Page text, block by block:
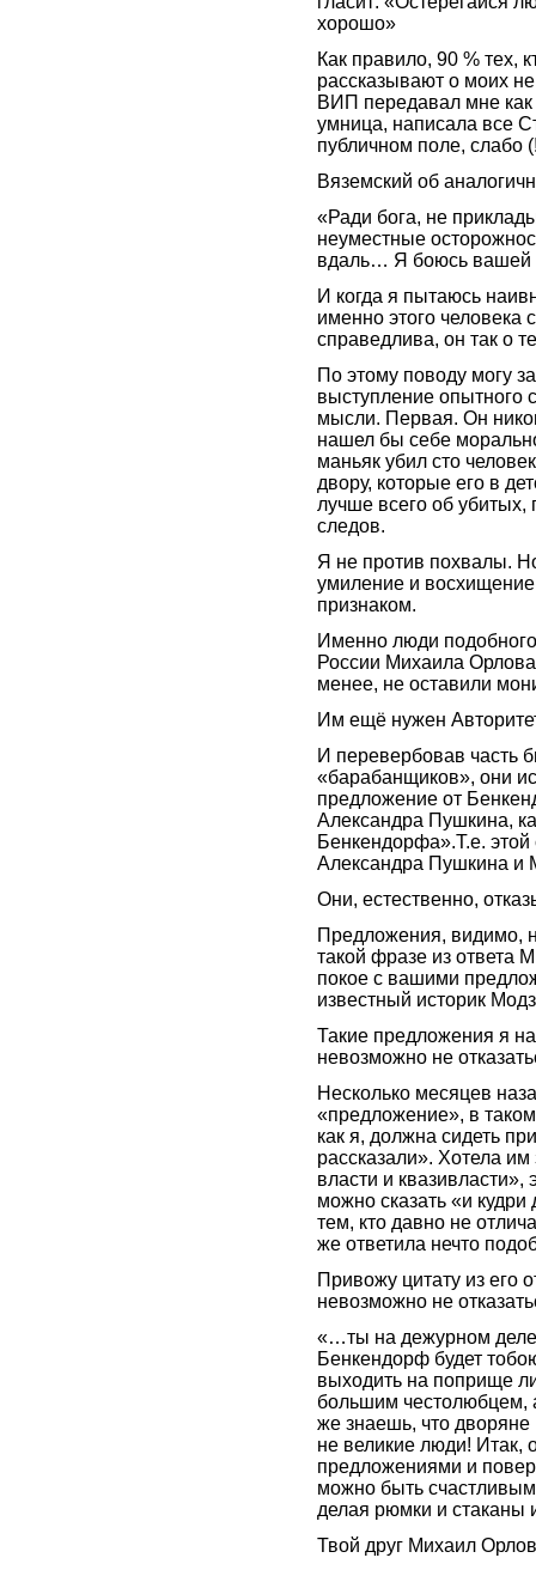
хорошо»
Как правило, 90 % тех,
рассказывают о моих
ВИП передавал мне
умница, написала все
публичном поле, слабо
Вяземский об
«Ради бога, не
неуместные
вдаль… Я боюсь
И когда я пытаюсь
именно этого
справедлива, он так о
По этому поводу могу
выступление опытного
мысли. Первая. Он
нашел бы себе
маньяк убил сто
двору, которые его в
лучше всего об
следов.
Я не против похвалы.
умиление и восхищение
признаком.
Именно люди
России Михаила
менее, не оставили
Им ещё нужен
И перевербовав часть
«барабанщиков», они
предложение от
Александра Пушкина,
Бенкендорфа».Т.е.
Александра Пушкина и
Они, естественно,
Предложения, видимо,
такой фразе из ответа
покое с вашими
известный историк
Такие предложения я
невозможно не
Несколько месяцев
«предложение», в
как я, должна сидеть
рассказали». Хотела
власти и квазивласти»,
можно сказать «и
тем, кто давно не
же ответила нечто
Привожу цитату из его
невозможно не
«…ты на дежурном деле
Бенкендорф будет
выходить на поприще
большим честолюбцем,
же знаешь, что
не великие люди! Итак,
предложениями и
можно быть
делая рюмки и стаканы
Твой друг Михаил